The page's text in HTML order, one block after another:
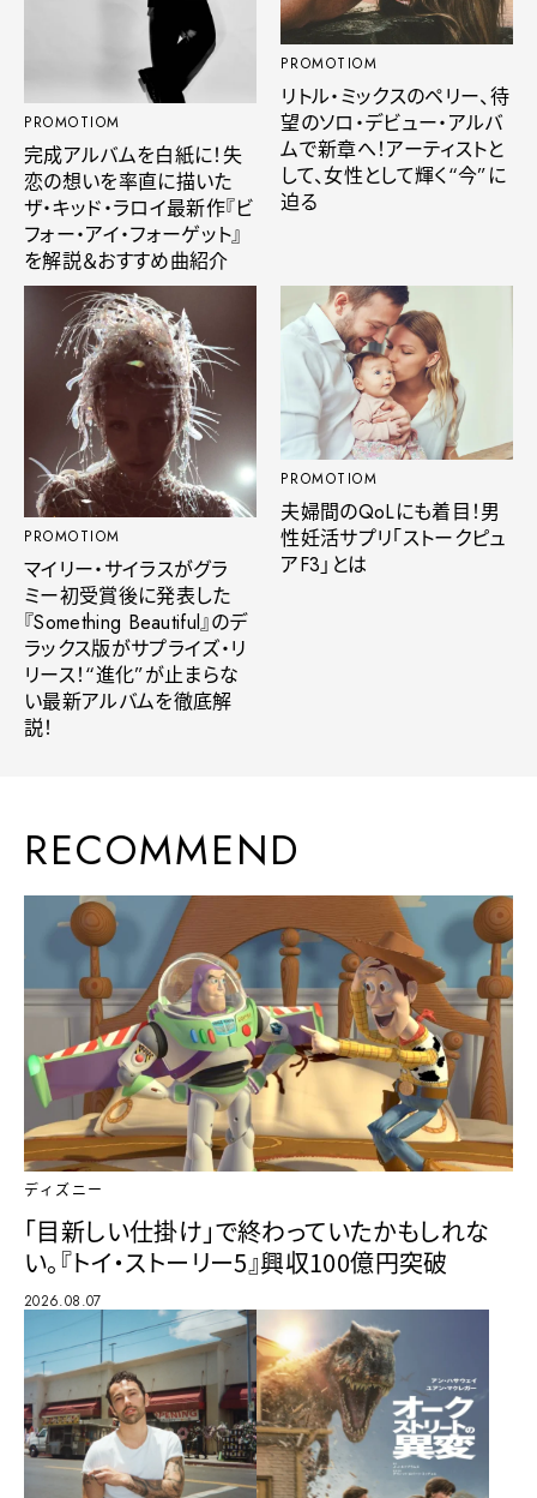
PROMOTIOM
完成アルバムを白紙に！失
恋の想いを率直に描いた
ザ・キッド・ラロイ最新作『ビ
フォー・アイ・フォーゲット』
を解説＆おすすめ曲紹介
PROMOTIOM
リトル・ミックスのペリー、待
望のソロ・デビュー・アルバ
ムで新章へ！アーティストと
して、女性として輝く“今”に
迫る
PROMOTIOM
マイリー・サイラスがグラ
ミー初受賞後に発表した
『Something Beautiful』のデ
ラックス版がサプライズ・リ
リース！“進化”が止まらな
い最新アルバムを徹底解
説！
PROMOTIOM
夫婦間のQoLにも着目！男
性妊活サプリ「ストークピュ
アF3」とは
RECOMMEND
ディズニー
「目新しい仕掛け」で終わっていたかもしれな
い。『トイ・ストーリー5』興収100億円突破
2026.08.07